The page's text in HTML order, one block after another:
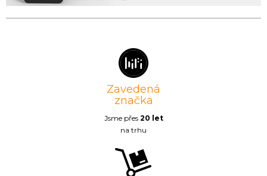
Zavedená
značka
Jsme přes 20 let
na trhu